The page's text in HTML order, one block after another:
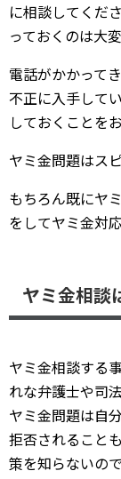
に相談してくだ
っておくのは大
電話がかかって
不正に入手して
しておくことを
ヤミ金問題はス
もちろん既にヤ
をしてヤミ金対
ヤミ金相談
ヤミ金相談する
れな弁護士や司
ヤミ金問題は自
拒否されること
策を知らないの